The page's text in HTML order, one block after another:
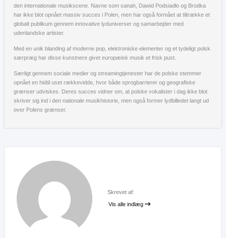
den internationale musikscene. Navne som sanah, Dawid Podsiadło og Brodka
har ikke blot opnået massiv succes i Polen, men har også formået at tiltrække et
globalt publikum gennem innovative lyduniverser og samarbejder med
udenlandske artister.
Med en unik blanding af moderne pop, elektroniske elementer og et tydeligt polsk
særpræg har disse kunstnere givet europæisk musik et frisk pust.
Særligt gennem sociale medier og streamingtjenester har de polske stemmer
opnået en hidtil uset rækkevidde, hvor både sprogbarrierer og geografiske
grænser udviskes. Deres succes vidner om, at polske vokalister i dag ikke blot
skriver sig ind i den nationale musikhistorie, men også former lydbilledet langt ud
over Polens grænser.
Skrevet af:
Vis alle indlæg